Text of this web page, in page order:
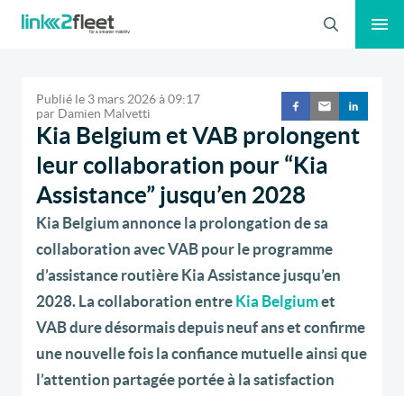
Recherche
Publié le 3 mars 2026à09:17
par Damien Malvetti
Kia Belgium et VAB prolongent
leur collaboration pour “Kia
Assistance” jusqu’en 2028
Kia Belgium annonce la prolongation de sa
collaboration avec VAB pour le programme
d’assistance routière Kia Assistance jusqu’en
2028. La collaboration entre Kia Belgiumet
VAB dure désormais depuis neuf ans et confirme
une nouvelle fois la confiance mutuelle ainsi que
l’attention partagée portée à la satisfaction